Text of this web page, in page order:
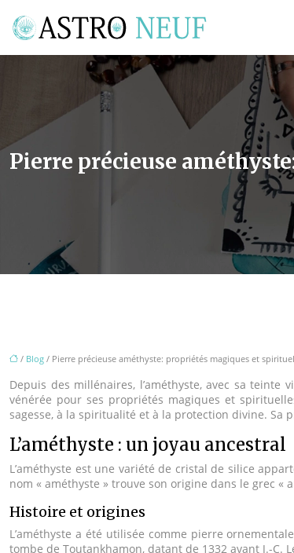
Pierre précieuse
/ Blog / Pierre précieuse améthyste: propriétés magiques et
Depuis des millénaires, l’améthyste, avec sa
vénérée pour ses propriétés magiques et
sagesse, à la spiritualité et à la protection divine. Sa
L’améthyste : un joyau ancestral
L’améthyste est une variété de cristal de silice
nom « améthyste » trouve son origine dans le grec
Histoire et origines
L’améthyste a été utilisée comme pierre
tombe de Toutankhamon, datant de 1332 avant J.-